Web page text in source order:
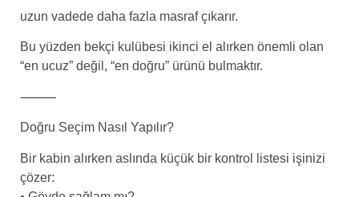
uzun vadede daha fazla masraf çıkarır.
Bu yüzden bekçi kulübesi ikinci el alırken önemli olan
“en ucuz” değil, “en doğru” ürünü bulmaktır.
⸻
Doğru Seçim Nasıl Yapılır?
Bir kabin alırken aslında küçük bir kontrol listesi işinizi
çözer: